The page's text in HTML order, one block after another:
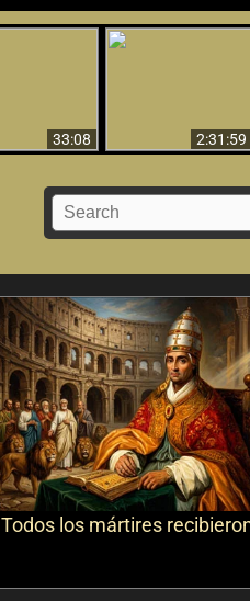
33:08 2:31:59
Todos los mártires